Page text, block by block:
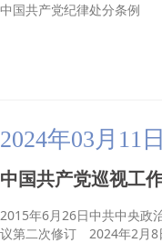
中国共产党纪律处分条例
2024年03月11日
中国共产党巡视工
2015年6月26日中共中央
议第二次修订 2024年2月8